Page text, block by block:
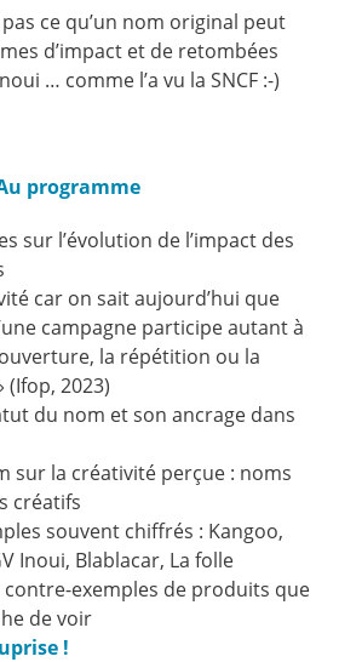
ce qu’un nom original peut
d’impact et de retombées
… comme l’a vu la SNCF :-)
programme
sur l’évolution de l’impact des
car on sait aujourd’hui que
campagne participe autant à
la répétition ou la
(Ifop, 2023)
du nom et son ancrage dans
sur la créativité perçue : noms
créatifs
souvent chiffrés : Kangoo,
Inoui, Blablacar, La folle
exemples de produits que
de voir
!